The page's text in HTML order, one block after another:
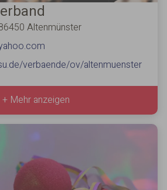
Altenmünster
verbaende/ov/altenmuenster
+ Mehr anzeigen